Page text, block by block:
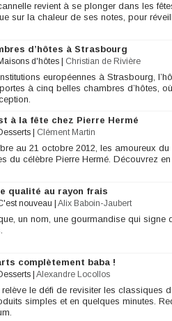
revient à se plonger dans les
sur la chaleur de ses notes, pour
d’hôtes à Strasbourg
d'hôtes Christian de Rivière
européennes à Strasbourg,
à cinq belles chambres d’hôtes,
à la fête chez Pierre Hermé
Clément Martin
au 21 octobre 2012, les amoureux
du célèbre Pierre Hermé. Découvrez
qualité au rayon frais
nouveau Alix Baboin-Jaubert
un nom, une gourmandise qui
complètement baba !
Alexandre Locollos
le défi de revisiter les classiques
simples et en quelques minutes.